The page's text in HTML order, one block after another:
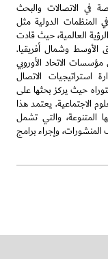
في الاتصالات والبحث
المنظمات الدولية مثل
العالمية، حيث قادت
الأوسط وشمال أفريقيا.
الاتحاد الأوروبي
استراتيجيات الاتصال
حيث يركز بحثها على
الاجتماعية. يعتمد هذا
المتنوعة، والتي تشمل
المنشورات، وإجراء برامج